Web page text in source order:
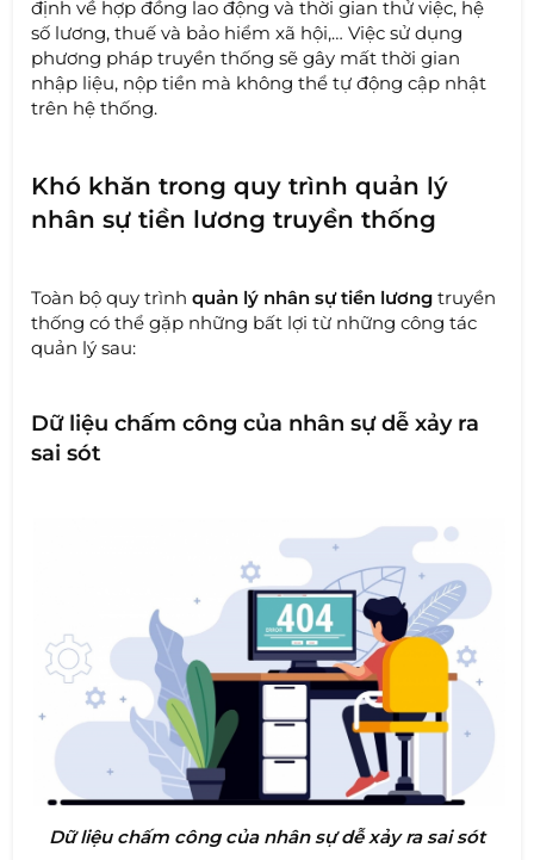
định về hợp đồng lao động và thời gian thử việc, hệ
số lương, thuế và bảo hiểm xã hội,… Việc sử dụng
phương pháp truyền thống sẽ gây mất thời gian
nhập liệu, nộp tiền mà không thể tự động cập nhật
trên hệ thống.
Khó khăn trong quy trình quản lý
nhân sự tiền lương truyền thống
Toàn bộ quy trìnhquản lý nhân sự tiền lương truyền
thống có thể gặp những bất lợi từ những công tác
quản lý sau:
Dữ liệu chấm công của nhân sự dễ xảy ra
sai sót
Dữ liệu chấm công của nhân sự dễ xảy ra sai sót